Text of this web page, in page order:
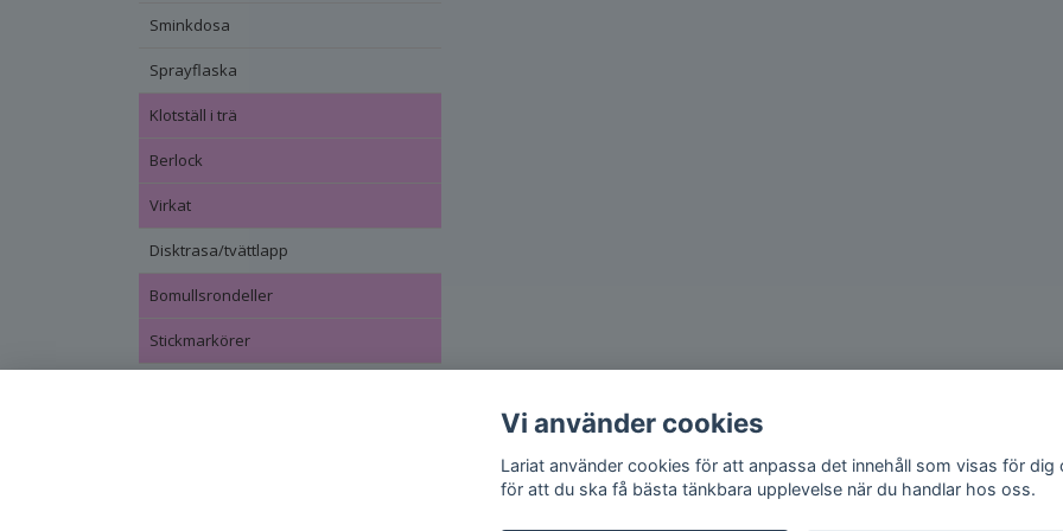
Sminkdosa
Sprayflaska
Klotställ i trä
Berlock
Virkat
Disktrasa/tvättlapp
Bomullsrondeller
Stickmarkörer
Vi använder cookies
Lariat använder cookies för att anpassa det innehåll som visas för dig
för att du ska få bästa tänkbara upplevelse när du handlar hos oss.